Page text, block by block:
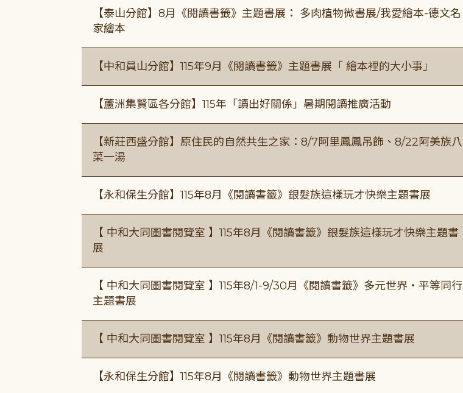
【泰山分館】8月《閱讀書籤》主題書展： 多肉植物微書展/我愛繪本-德文名
家繪本
【中和員山分館】115年9月《閱讀書籤》主題書展「 繪本裡的大小事」
【蘆洲集賢區各分館】115年「讀出好關係」暑期閱讀推廣活動
【新莊西盛分館】原住民的自然共生之家：8/7阿里鳳鳳吊飾、8/22阿美族八
菜一湯
【永和保生分館】115年8月《閱讀書籤》銀髮族這樣玩才快樂主題書展
【 中和大同圖書閱覽室 】115年8月《閱讀書籤》銀髮族這樣玩才快樂主題書
展
【 中和大同圖書閱覽室 】115年8/1-9/30月《閱讀書籤》多元世界・平等同行
主題書展
【 中和大同圖書閱覽室 】115年8月《閱讀書籤》動物世界主題書展
【永和保生分館】115年8月《閱讀書籤》動物世界主題書展